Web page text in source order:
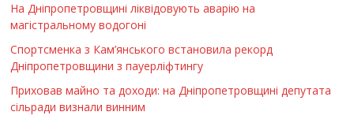
На Дніпропетровщині ліквідовують аварію на
магістральному водогоні
Спортсменка з Кам’янського встановила рекорд
Дніпропетровщини з пауерліфтингу
Приховав майно та доходи: на Дніпропетровщині депутата
сільради визнали винним